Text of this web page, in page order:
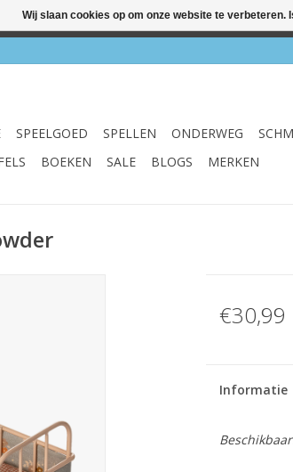
SPEELGOED SPELLEN ONDERWEG
BOEKEN SALE BLOGS MERKEN
€30,99
Informatie
Wij slaan cookies op om onze website te verbeteren.
✔ Winkel & webshop ✔ Gratis